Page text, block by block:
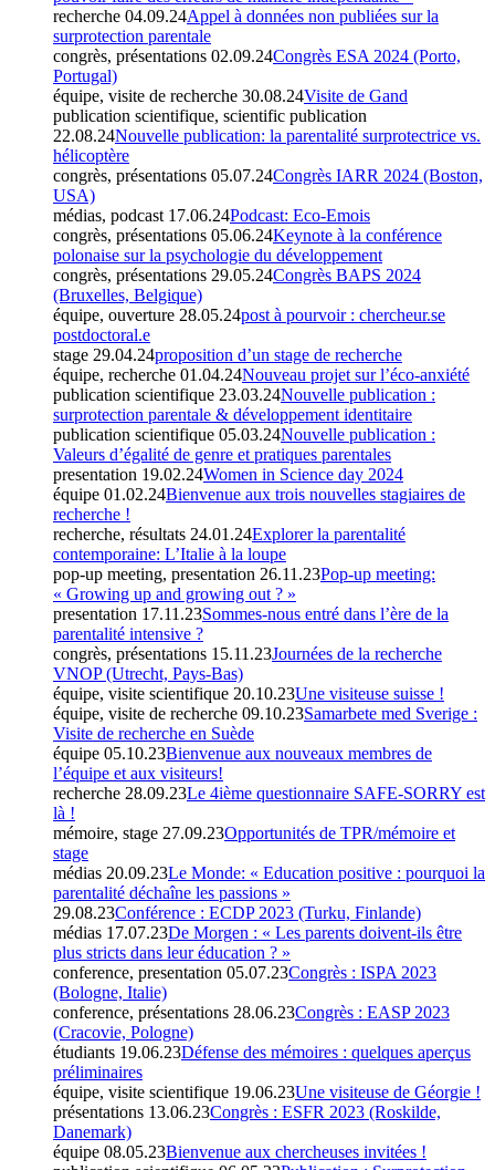
recherche 04.09.24Appel à données non publiées sur la
surprotection parentale
congrès, présentations 02.09.24Congrès ESA 2024 (Porto,
Portugal)
équipe, visite de recherche 30.08.24Visite de Gand
publication scientifique, scientific publication
22.08.24Nouvelle publication: la parentalité surprotectrice vs.
hélicoptère
congrès, présentations 05.07.24Congrès IARR 2024 (Boston,
USA)
médias, podcast 17.06.24Podcast: Eco-Emois
congrès, présentations 05.06.24Keynote à la conférence
polonaise sur la psychologie du développement
congrès, présentations 29.05.24Congrès BAPS 2024
(Bruxelles, Belgique)
équipe, ouverture 28.05.24post à pourvoir : chercheur.se
postdoctoral.e
stage 29.04.24proposition d’un stage de recherche
équipe, recherche 01.04.24Nouveau projet sur l’éco-anxiété
publication scientifique 23.03.24Nouvelle publication :
surprotection parentale & développement identitaire
publication scientifique 05.03.24Nouvelle publication :
Valeurs d’égalité de genre et pratiques parentales
presentation 19.02.24Women in Science day 2024
équipe 01.02.24Bienvenue aux trois nouvelles stagiaires de
recherche !
recherche, résultats 24.01.24Explorer la parentalité
contemporaine: L’Italie à la loupe
pop-up meeting, presentation 26.11.23Pop-up meeting:
« Growing up and growing out ? »
presentation 17.11.23Sommes-nous entré dans l’ère de la
parentalité intensive ?
congrès, présentations 15.11.23Journées de la recherche
VNOP (Utrecht, Pays-Bas)
équipe, visite scientifique 20.10.23Une visiteuse suisse !
équipe, visite de recherche 09.10.23Samarbete med Sverige :
Visite de recherche en Suède
équipe 05.10.23Bienvenue aux nouveaux membres de
l’équipe et aux visiteurs!
recherche 28.09.23Le 4ième questionnaire SAFE-SORRY est
là !
mémoire, stage 27.09.23Opportunités de TPR/mémoire et
stage
médias 20.09.23Le Monde: « Education positive : pourquoi la
parentalité déchaîne les passions »
29.08.23Conférence : ECDP 2023 (Turku, Finlande)
médias 17.07.23De Morgen : « Les parents doivent-ils être
plus stricts dans leur éducation ? »
conference, presentation 05.07.23Congrès : ISPA 2023
(Bologne, Italie)
conference, présentations 28.06.23Congrès : EASP 2023
(Cracovie, Pologne)
étudiants 19.06.23Défense des mémoires : quelques aperçus
préliminaires
équipe, visite scientifique 19.06.23Une visiteuse de Géorgie !
présentations 13.06.23Congrès : ESFR 2023 (Roskilde,
Danemark)
équipe 08.05.23Bienvenue aux chercheuses invitées !